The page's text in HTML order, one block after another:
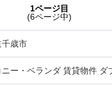
1ページ目
(6ページ中)
歳市
ー・ベランダ 賃貸物件 ダ